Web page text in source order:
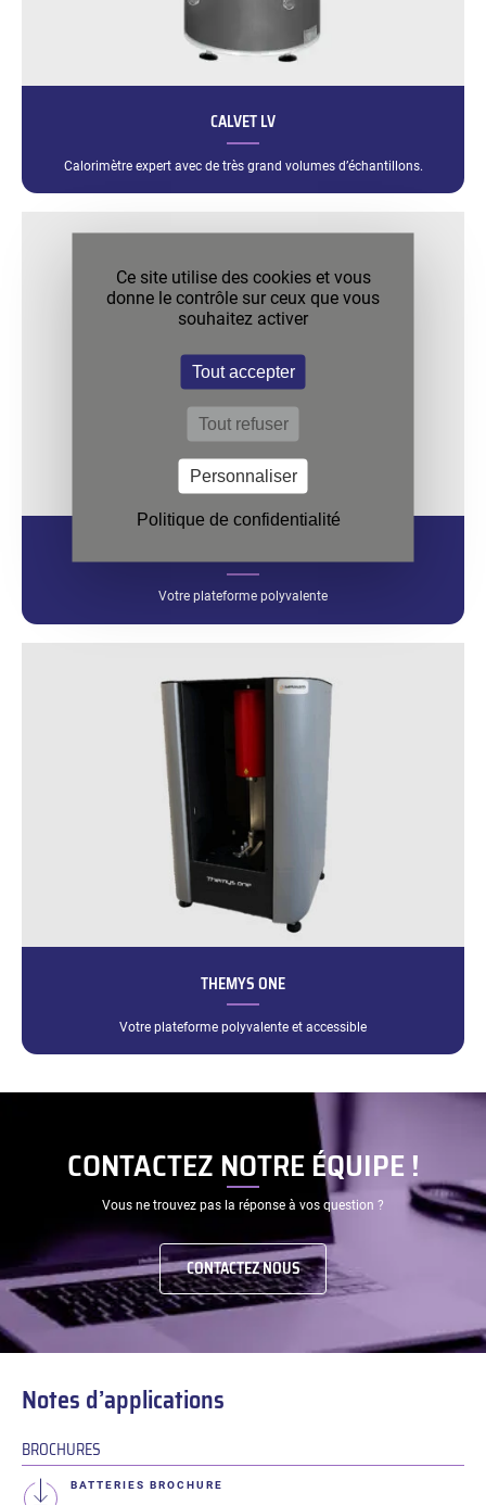
CALVET LV
Calorimètre expert avec de très grand volumes d’échantillons.
Votre plateforme polyvalente
THEMYS ONE
Votre plateforme polyvalente et accessible
CONTACTEZ NOTRE ÉQUIPE !
Vous ne trouvez pas la réponse à vos question ?
CONTACTEZ NOUS
Notes d’applications
BROCHURES
BATTERIES BROCHURE
Ce site utilise des cookies et vous
donne le contrôle sur ceux que vous
souhaitez activer
Tout accepter
Tout refuser
Personnaliser
Politique de confidentialité